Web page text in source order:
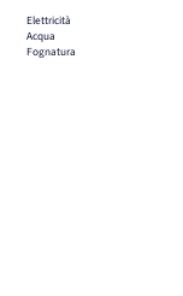
Elettricità
Acqua
Fognatura